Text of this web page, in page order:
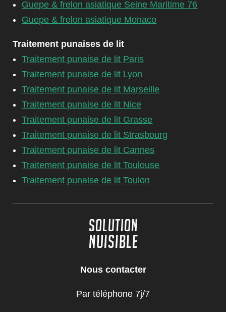
Guepe & frelon asiatique Seine Maritime 76
Guepe & frelon asiatique Monaco
Traitement punaises de lit
Traitement punaise de lit Paris
Traitement punaise de lit Lyon
Traitement punaise de lit Marseille
Traitement punaise de lit Nice
Traitement punaise de lit Grasse
Traitement punaise de lit Strasbourg
Traitement punaise de lit Cannes
Traitement punaise de lit Toulouse
Traitement punaise de lit Toulon
Nous contacter
Par téléphone 7j/7